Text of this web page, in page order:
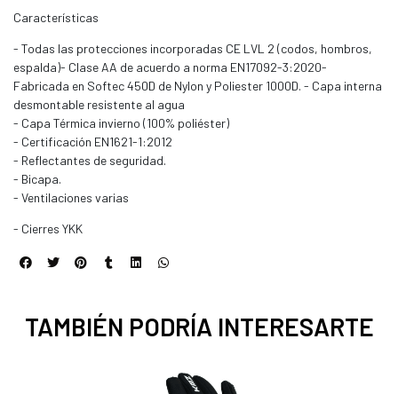
Características
- Todas las protecciones incorporadas CE LVL 2 (codos, hombros,
espalda)- Clase AA de acuerdo a norma EN17092-3:2020-
Fabricada en Softec 450D de Nylon y Poliester 1000D. - Capa interna
desmontable resistente al agua
- Capa Térmica invierno (100% poliéster)
- Certificación EN1621-1:2012
- Reflectantes de seguridad.
- Bicapa.
- Ventilaciones varias
- Cierres YKK
TAMBIÉN PODRÍA INTERESARTE